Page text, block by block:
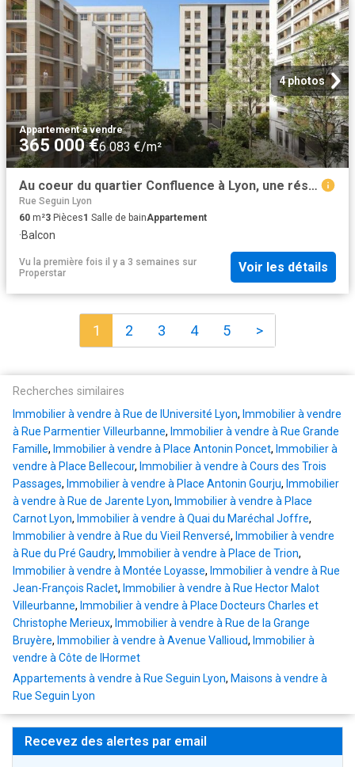
4 photos
Appartement·à vendre
365 000 €6 083 €/m²
Au coeur du quartier Confluence à Lyon, une résidence végétalisée dans l'air du temps
Rue Seguin Lyon
60 m²3 Pièces1 Salle de bainAppartement
·Balcon
Vu la première fois il y a 3 semaines sur
Properstar
Voir les détails
1 2 3 4 5 >
Recherches similaires
Immobilier à vendre à Rue de lUniversité Lyon, Immobilier à vendre
à Rue Parmentier Villeurbanne, Immobilier à vendre à Rue Grande
Famille, Immobilier à vendre à Place Antonin Poncet, Immobilier à
vendre à Place Bellecour, Immobilier à vendre à Cours des Trois
Passages, Immobilier à vendre à Place Antonin Gourju, Immobilier
à vendre à Rue de Jarente Lyon, Immobilier à vendre à Place
Carnot Lyon, Immobilier à vendre à Quai du Maréchal Joffre,
Immobilier à vendre à Rue du Vieil Renversé, Immobilier à vendre
à Rue du Pré Gaudry, Immobilier à vendre à Place de Trion,
Immobilier à vendre à Montée Loyasse, Immobilier à vendre à Rue
Jean-François Raclet, Immobilier à vendre à Rue Hector Malot
Villeurbanne, Immobilier à vendre à Place Docteurs Charles et
Christophe Merieux, Immobilier à vendre à Rue de la Grange
Bruyère, Immobilier à vendre à Avenue Vallioud, Immobilier à
vendre à Côte de lHormet
Appartements à vendre à Rue Seguin Lyon, Maisons à vendre à
Rue Seguin Lyon
Recevez des alertes par email